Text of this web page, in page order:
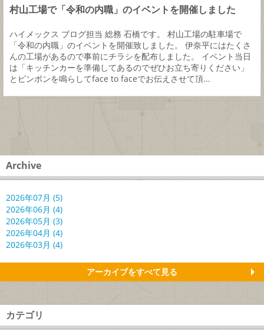
村山工場で「令和の内職」のイベントを開催しました
ハイメックス ブログ担当 総務 石橋です。 村山工場の駐車場で
「令和の内職」のイベントを開催致しました。 伊奈平にはたくさ
んの工場があるので事前にチラシを配布しました。 イベント当日
は「キッチンカーを準備してあるのでぜひお立ち寄りください」
とピンポンを鳴らしてface to faceでお伝えさせて頂...
Archive
2026年07月 (5)
2026年06月 (4)
2026年05月 (3)
2026年04月 (4)
2026年03月 (4)
アーカイブをすべて見る
カテゴリ